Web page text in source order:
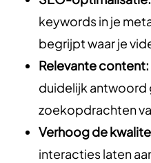
keywords in je
begrijpt waar je
Relevante content:
duidelijk
zoekopdrachten
Verhoog de
interacties laten